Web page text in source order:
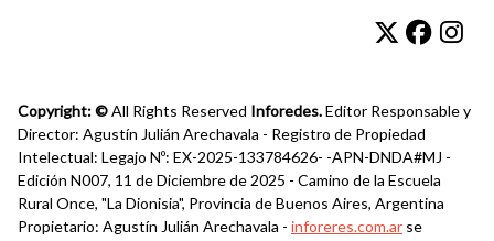
Copyright: ©All Rights Reserved Inforedes.Editor Responsable y
Director: Agustín Julián Arechavala - Registro de Propiedad
Intelectual: Legajo Nº: EX-2025-133784626- -APN-DNDA#MJ -
Edición N007, 11 de Diciembre de 2025 - Camino de la Escuela
Rural Once, "La Dionisia", Provincia de Buenos Aires, Argentina
Propietario: Agustín Julián Arechavala - inforeres.com.ar se